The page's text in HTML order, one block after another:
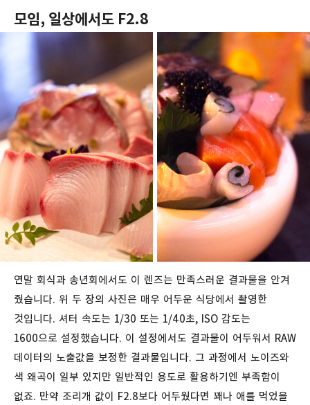
모임, 일상에서도 F2.8
연말 회식과 송년회에서도 이 렌즈는 만족스러운 결과물을 안겨
줬습니다. 위 두 장의 사진은 매우 어두운 식당에서 촬영한
것입니다. 셔터 속도는 1/30 또는 1/40초, ISO 감도는
1600으로 설정했습니다. 이 설정에서도 결과물이 어두워서 RAW
데이터의 노출값을 보정한 결과물입니다. 그 과정에서 노이즈와
색 왜곡이 일부 있지만 일반적인 용도로 활용하기엔 부족함이
없죠. 만약 조리개 값이 F2.8보다 어두웠다면 꽤나 애를 먹었을